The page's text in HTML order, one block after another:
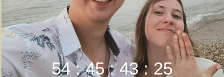
54 : 45 : 43 : 25